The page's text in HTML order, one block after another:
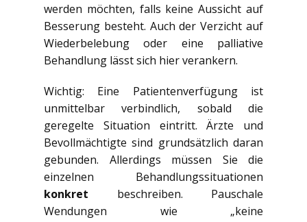
werden möchten, falls keine Aussicht auf
Besserung besteht. Auch der Verzicht auf
Wiederbelebung oder eine palliative
Behandlung lässt sich hier verankern.
Wichtig: Eine Patientenverfügung ist
unmittelbar verbindlich, sobald die
geregelte Situation eintritt. Ärzte und
Bevollmächtigte sind grundsätzlich daran
gebunden. Allerdings müssen Sie die
einzelnen Behandlungssituationen
konkret beschreiben. Pauschale
Wendungen wie „keine